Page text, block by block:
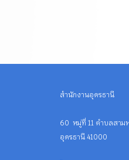
สำนักงานอุดรธานี
60 หมู่ที่ 11 ตำบลสาม
อุดรธานี 41000